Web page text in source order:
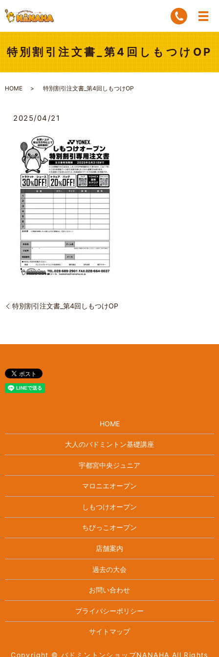
特別割引注文書_第4回しもつけOP
HOME 特別割引注文書_第4回しもつけOP
2025/04/21
特別割引注文書_第4回しもつけOP
HOME
大人のバドミントン基礎講座
宇都宮中央ジュニア
マロニエオープン
しもつけオープン
ちびっこオープン
店舗案内
過去の大会
お問い合わせ
プライバシーポリシー
サイトマップ
Copyright © バドミントンショップNANAHA All Rights